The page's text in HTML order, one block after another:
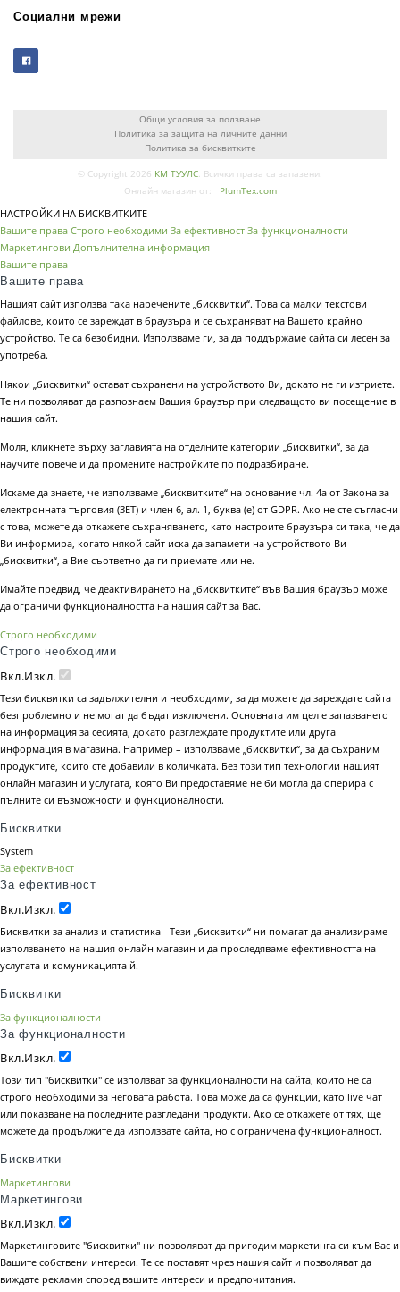
Социални мрежи
Общи условия за ползване
Политика за защита на личните данни
Политика за бисквитките
© Copyright 2026 КМ ТУУЛС. Всички права са запазени.
Онлайн магазин от:
PlumTex.com
НАСТРОЙКИ НА БИСКВИТКИТЕ
Вашите права Строго необходими За ефективност За функционалности
Маркетингови Допълнителна информация
Вашите права
Вашите права
Нашият сайт използва така наречените „бисквитки“. Това са малки текстови
файлове, които се зареждат в браузъра и се съхраняват на Вашето крайно
устройство. Те са безобидни. Използваме ги, за да поддържаме сайта си лесен за
употреба.
Някои „бисквитки“ остават съхранени на устройството Ви, докато не ги изтриете.
Те ни позволяват да разпознаем Вашия браузър при следващото ви посещение в
нашия сайт.
Моля, кликнете върху заглавията на отделните категории „бисквитки“, за да
научите повече и да промените настройките по подразбиране.
Искаме да знаете, че използваме „бисквитките“ на основание чл. 4а от Закона за
електронната търговия (ЗЕТ) и член 6, ал. 1, буква (е) от GDPR. Ако не сте съгласни
с това, можете да откажете съхраняването, като настроите браузъра си така, че да
Ви информира, когато някой сайт иска да запамети на устройството Ви
„бисквитки“, а Вие съответно да ги приемате или не.
Имайте предвид, че деактивирането на „бисквитките“ във Вашия браузър може
да ограничи функционалността на нашия сайт за Вас.
Строго необходими
Строго необходими
Вкл.Изкл.
Тези бисквитки са задължителни и необходими, за да можете да зареждате сайта
безпроблемно и не могат да бъдат изключени. Основната им цел е запазването
на информация за сесията, докато разглеждате продуктите или друга
информация в магазина. Например – използваме „бисквитки“, за да съхраним
продуктите, които сте добавили в количката. Без този тип технологии нашият
онлайн магазин и услугата, която Ви предоставяме не би могла да оперира с
пълните си възможности и функционалности.
Бисквитки
System
За ефективност
За ефективност
Вкл.Изкл.
Бисквитки за анализ и статистика - Тези „бисквитки“ ни помагат да анализираме
използването на нашия онлайн магазин и да проследяваме ефективността на
услугата и комуникацията й.
Бисквитки
За функционалности
За функционалности
Вкл.Изкл.
Този тип "бисквитки" се използват за функционалности на сайта, които не са
строго необходими за неговата работа. Това може да са функции, като live чат
или показване на последните разгледани продукти. Ако се откажете от тях, ще
можете да продължите да използвате сайта, но с ограничена функционалност.
Бисквитки
Маркетингови
Маркетингови
Вкл.Изкл.
Маркетинговите "бисквитки" ни позволяват да пригодим маркетинга си към Вас и
Вашите собствени интереси. Те се поставят чрез нашия сайт и позволяват да
виждате реклами според вашите интереси и предпочитания.